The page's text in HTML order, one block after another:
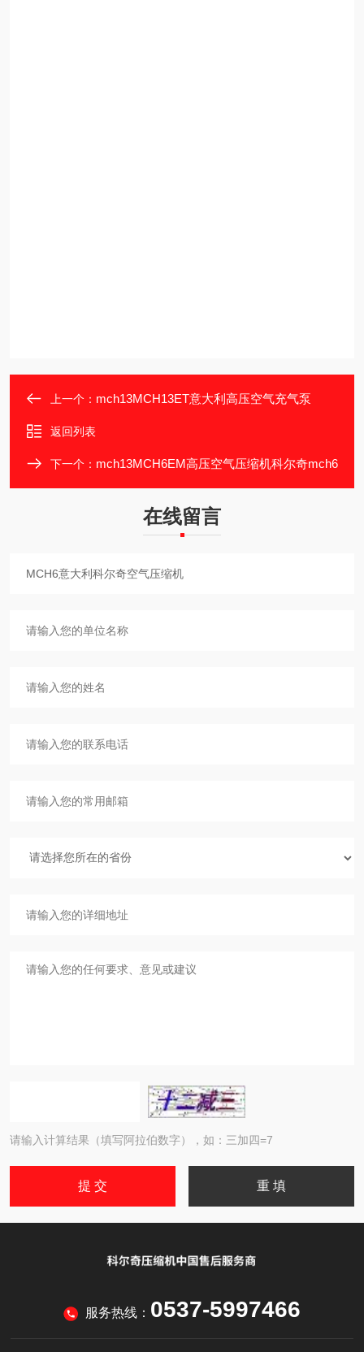
上一个： mch13MCH13ET意大利高压空气充气泵
返回列表
下一个： mch13MCH6EM高压空气压缩机科尔奇mch6
在线留言
请输入计算结果（填写阿拉伯数字），如：三加四=7
服务热线： 0537-5997466